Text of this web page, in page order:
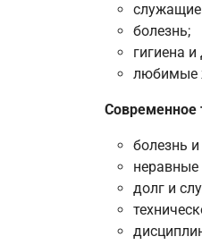
служащие
болезнь;
гигиена и
любимые
Современное
болезнь
неравные
долг и